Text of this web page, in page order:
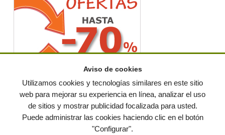
© residuos.com - Todos los derechos reservados Política de privacidad
Condiciones de uso|Contacto |Editores|Mapa web|Preguntas frecuentes|Publica
tus anuncios gratis!
Aviso de cookies
Utilizamos cookies y tecnologías similares en este sitio
web para mejorar su experiencia en línea, analizar el uso
de sitios y mostrar publicidad focalizada para usted.
Puede administrar las cookies haciendo clic en el botón
"Configurar".